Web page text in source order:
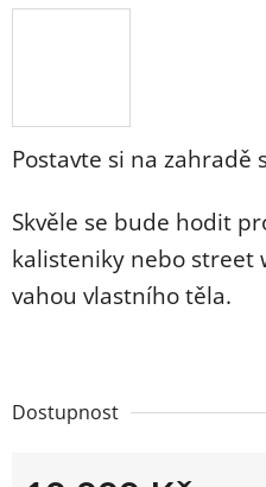
Postavte si na zahradě
Skvěle se bude hodit
kalisteniky nebo
vahou vlastního těla.
Dostupnost